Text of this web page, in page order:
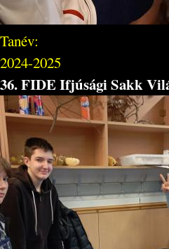
Tanév:
2024-2025
36. FIDE Ifjúsági Sakk